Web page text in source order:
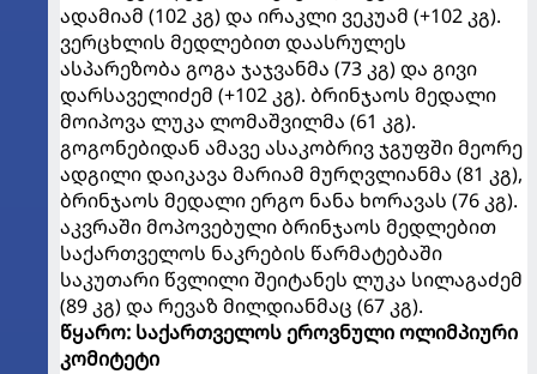
ადამიამ (102 კგ) და ირაკლი ვეკუამ (+102 კგ).
ვერცხლის მედლებით დაასრულეს
ასპარეზობა გოგა ჯაჯვანმა (73 კგ) და გივი
დარსაველიძემ (+102 კგ). ბრინჯაოს მედალი
მოიპოვა ლუკა ლომაშვილმა (61 კგ).
გოგონებიდან ამავე ასაკობრივ ჯგუფში მეორე
ადგილი დაიკავა მარიამ მურღვლიანმა (81 კგ),
ბრინჯაოს მედალი ერგო ნანა ხორავას (76 კგ).
აკვრაში მოპოვებული ბრინჯაოს მედლებით
საქართველოს ნაკრების წარმატებაში
საკუთარი წვლილი შეიტანეს ლუკა სილაგაძემ
(89 კგ) და რევაზ მილდიანმაც (67 კგ).
წყარო: საქართველოს ეროვნული ოლიმპიური
კომიტეტი